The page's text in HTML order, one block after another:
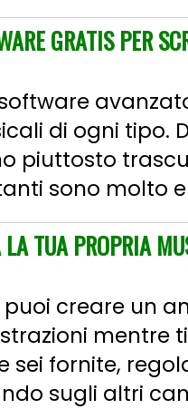
GRATIS PER
di ogni tipo.
piuttosto
sono molto
TUA PROPRIA
puoi creare un
mentre
sei fornite,
sugli altri